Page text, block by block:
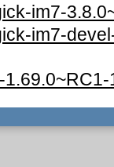
im7-
im7-